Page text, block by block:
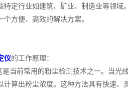
特定行业如建筑、矿业、制造业等领域
个方便、高效的解决方案。
仪的工作原理：
前常用的粉尘检测技术之一。当光
计算出粉尘浓度。这种方法具有快速、